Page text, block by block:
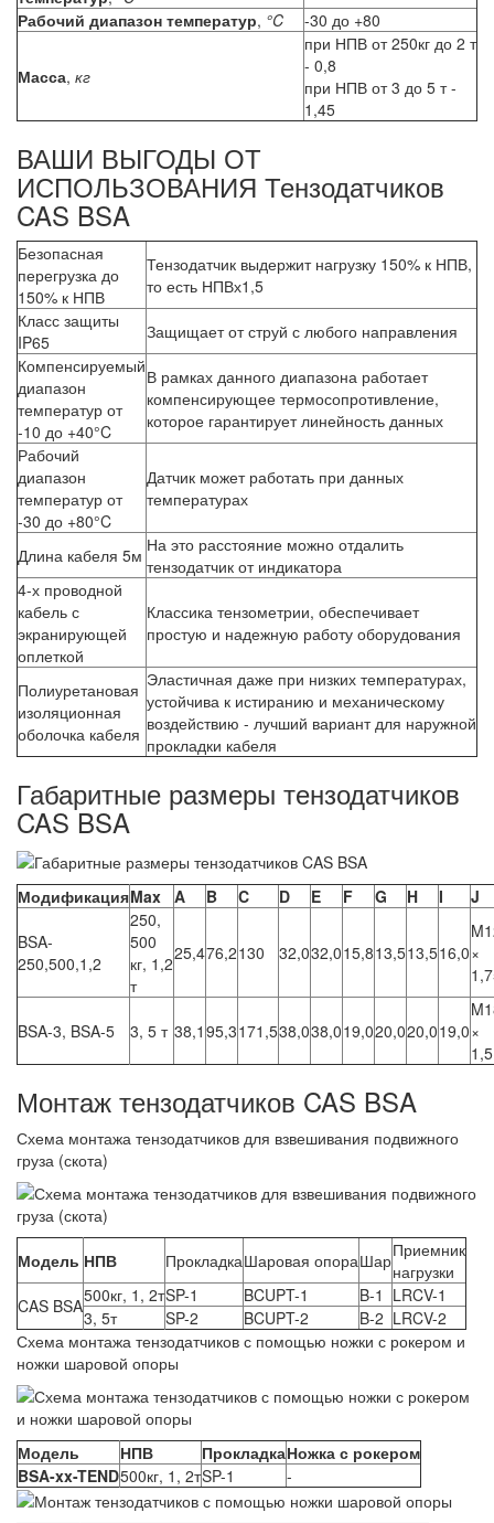
Рабочий диапазон температур, °C -30 до +80
Масса, кг
при НПВ от 250кг до 2 т
- 0,8
при НПВ от 3 до 5 т -
1,45
ВАШИ ВЫГОДЫ ОТ
ИСПОЛЬЗОВАНИЯ Тензодатчиков
CAS BSA
Безопасная
перегрузка до
150% к НПВ
Тензодатчик выдержит нагрузку 150% к НПВ,
то есть НПВх1,5
Класс защиты
IP65
Защищает от струй с любого направления
Компенсируемый
диапазон
температур от
-10 до +40°C
В рамках данного диапазона работает
компенсирующее термосопротивление,
которое гарантирует линейность данных
Рабочий
диапазон
температур от
-30 до +80°C
Датчик может работать при данных
температурах
Длина кабеля 5м На это расстояние можно отдалить
тензодатчик от индикатора
4-х проводной
кабель с
экранирующей
оплеткой
Классика тензометрии, обеспечивает
простую и надежную работу оборудования
Полиуретановая
изоляционная
оболочка кабеля
Эластичная даже при низких температурах,
устойчива к истиранию и механическому
воздействию - лучший вариант для наружной
прокладки кабеля
Габаритные размеры тензодатчиков
CAS BSA
МодификацияMax A B C D E F G H I J
BSA-
250,500,1,2
250,
500
кг, 1,2
т
25,476,2130 32,032,015,813,513,516,0×
BSA-3, BSA-5 3, 5 т 38,1 95,3171,538,038,019,020,020,019,0×
1,5
Монтаж тензодатчиков CAS BSA
Схема монтажа тензодатчиков для взвешивания подвижного
груза (скота)
Модель НПВ ПрокладкаШаровая опораШарПриемник
нагрузки
CAS BSA500кг, 1, 2тSP-1 BCUPT-1 B-1 LRCV-1
3, 5т
SP-2 BCUPT-2 B-2 LRCV-2
Схема монтажа тензодатчиков с помощью ножки с рокером и
ножки шаровой опоры
Модель НПВ ПрокладкаНожка с рокером
BSA-xx-TEND500кг, 1, 2тSP-1 -